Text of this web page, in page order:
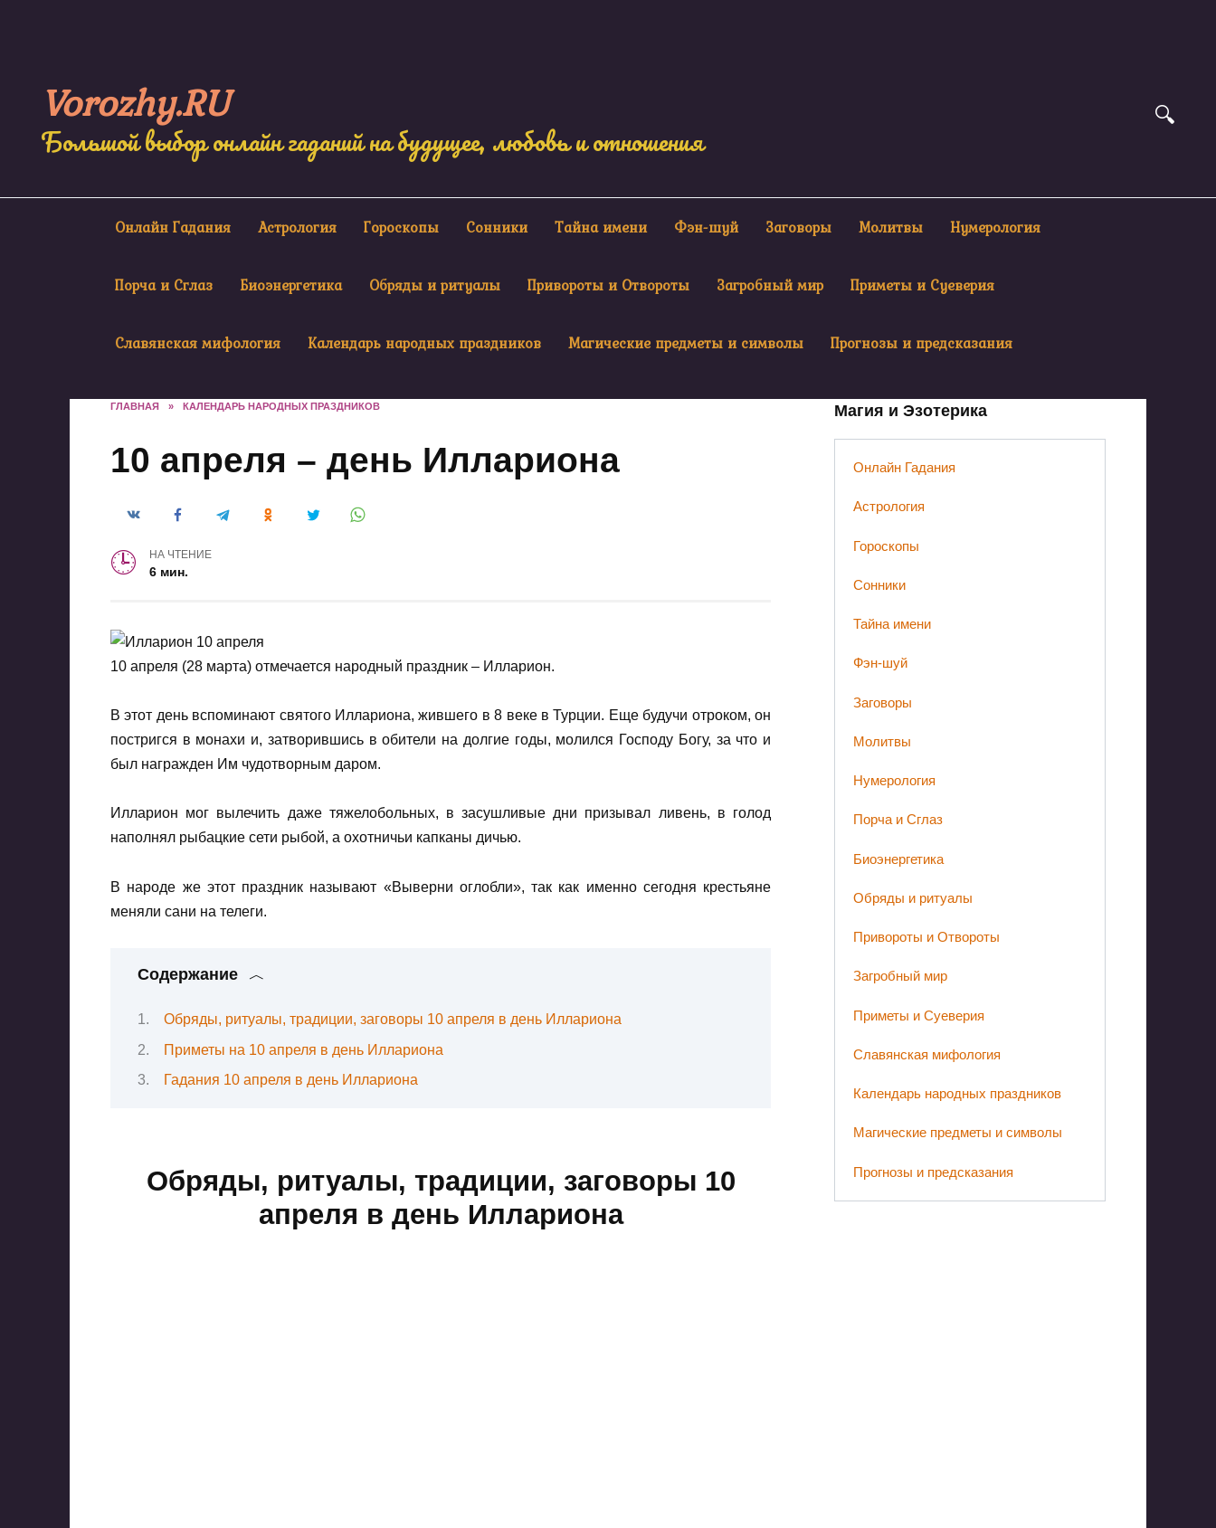
Vorozhy.RU
Большой выбор онлайн гаданий на будущее, любовь и отношения
Онлайн Гадания Астрология Гороскопы Сонники Тайна имени Фэн-шуй Заговоры Молитвы Нумерология
Порча и Сглаз Биоэнергетика Обряды и ритуалы Привороты и Отвороты Загробный мир Приметы и Суеверия
Славянская мифология Календарь народных праздников Магические предметы и символы Прогнозы и предсказания
ГЛАВНАЯ » КАЛЕНДАРЬ НАРОДНЫХ ПРАЗДНИКОВ
10 апреля – день Иллариона
НА ЧТЕНИЕ
6 мин.
10 апреля (28 марта) отмечается народный праздник – Илларион.
В этот день вспоминают святого Иллариона, жившего в 8 веке в Турции. Еще будучи отроком, он
постригся в монахи и, затворившись в обители на долгие годы, молился Господу Богу, за что и
был награжден Им чудотворным даром.
Илларион мог вылечить даже тяжелобольных, в засушливые дни призывал ливень, в голод
наполнял рыбацкие сети рыбой, а охотничьи капканы дичью.
В народе же этот праздник называют «Выверни оглобли», так как именно сегодня крестьяне
меняли сани на телеги.
Содержание
Обряды, ритуалы, традиции, заговоры 10 апреля в день Иллариона
Приметы на 10 апреля в день Иллариона
Гадания 10 апреля в день Иллариона
Обряды, ритуалы, традиции, заговоры 10
апреля в день Иллариона
Магия и Эзотерика
Онлайн Гадания
Астрология
Гороскопы
Сонники
Тайна имени
Фэн-шуй
Заговоры
Молитвы
Нумерология
Порча и Сглаз
Биоэнергетика
Обряды и ритуалы
Привороты и Отвороты
Загробный мир
Приметы и Суеверия
Славянская мифология
Календарь народных праздников
Магические предметы и символы
Прогнозы и предсказания